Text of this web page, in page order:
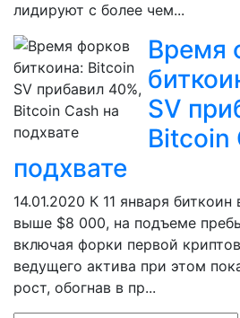
лидируют с более чем...
Время
SV
Bitcoin
подхвате
14.01.2020 К 11 января биткоин
выше $8 000, на подъеме
включая форки первой
ведущего актива при этом
рост, обогнав в пр...